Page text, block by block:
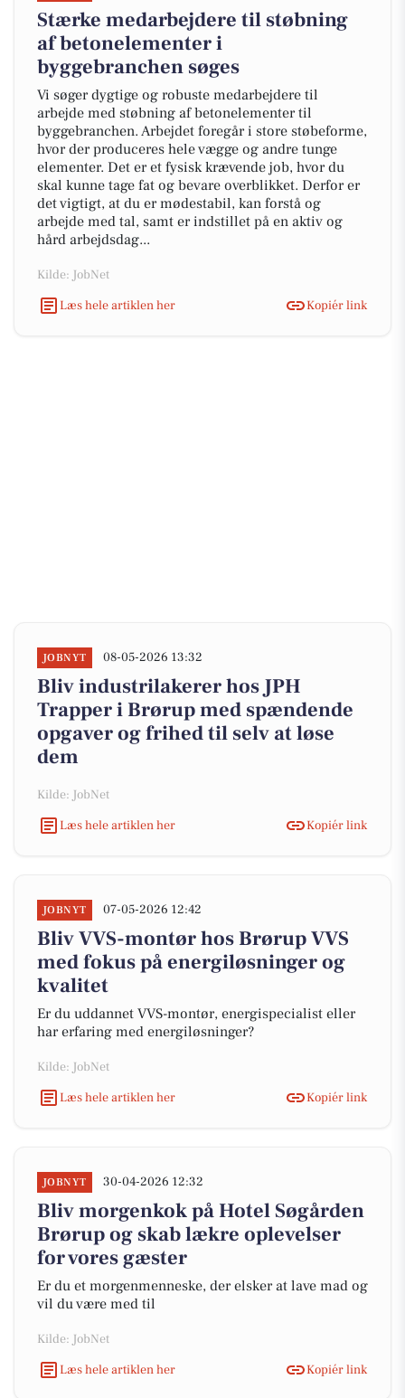
Stærke medarbejdere til støbning
af betonelementer i
byggebranchen søges
Vi søger dygtige og robuste medarbejdere til
arbejde med støbning af betonelementer til
byggebranchen. Arbejdet foregår i store støbeforme,
hvor der produceres hele vægge og andre tunge
elementer. Det er et fysisk krævende job, hvor du
skal kunne tage fat og bevare overblikket. Derfor er
det vigtigt, at du er mødestabil, kan forstå og
arbejde med tal, samt er indstillet på en aktiv og
hård arbejdsdag...
Kilde: JobNet
Læs hele artiklen her
Kopiér link
JOBNYT 08-05-2026 13:32
Bliv industrilakerer hos JPH
Trapper i Brørup med spændende
opgaver og frihed til selv at løse
dem
Kilde: JobNet
Læs hele artiklen her
Kopiér link
JOBNYT 07-05-2026 12:42
Bliv VVS-montør hos Brørup VVS
med fokus på energiløsninger og
kvalitet
Er du uddannet VVS-montør, energispecialist eller
har erfaring med energiløsninger?
Kilde: JobNet
Læs hele artiklen her
Kopiér link
JOBNYT 30-04-2026 12:32
Bliv morgenkok på Hotel Søgården
Brørup og skab lækre oplevelser
for vores gæster
Er du et morgenmenneske, der elsker at lave mad og
vil du være med til
Kilde: JobNet
Læs hele artiklen her
Kopiér link